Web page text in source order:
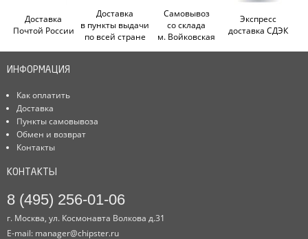
Доставка
Почтой России
Доставка
в пункты выдачи
по всей стране
Самовывоз
со склада
м. Войковская
Экспресс
доставка СДЭК
ИНФОРМАЦИЯ
Как оплатить
Доставка
Пункты самовывоза
Обмен и возврат
Контакты
КОНТАКТЫ
8 (495) 256-01-06
г. Москва, ул. Космонавта Волкова д.31
E-mail: manager@chipster.ru